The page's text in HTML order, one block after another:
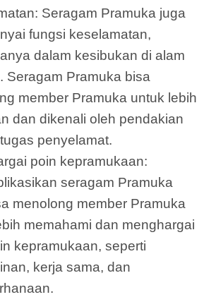
Seragam Pramuka juga
fungsi keselamatan,
dalam kesibukan di alam
Seragam Pramuka bisa
member Pramuka untuk lebih
dan dikenali oleh pendakian
penyelamat.
poin kepramukaan:
seragam Pramuka
menolong member Pramuka
memahami dan menghargai
kepramukaan, seperti
kerja sama, dan